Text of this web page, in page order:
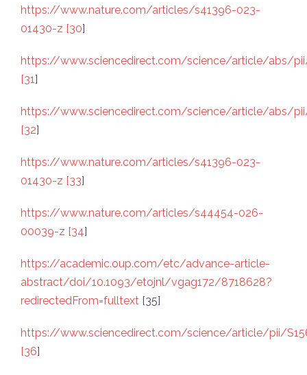
https://www.nature.com/articles/s41396-023-
01430-z [30]
https://www.sciencedirect.com/science/article/abs/
[31 ]
https://www.sciencedirect.com/science/article/abs/
[32]
https://www.nature.com/articles/s41396-023-
01430-z [33]
https://www.nature.com/articles/s44454-026-
00039-z [34]
https://academic.oup.com/etc/advance-article-
abstract/doi/10.1093/etojnl/vgag172/8718628?
redirectedFrom=fulltext [35]
https://www.sciencedirect.com/science/article/pii/
[36]